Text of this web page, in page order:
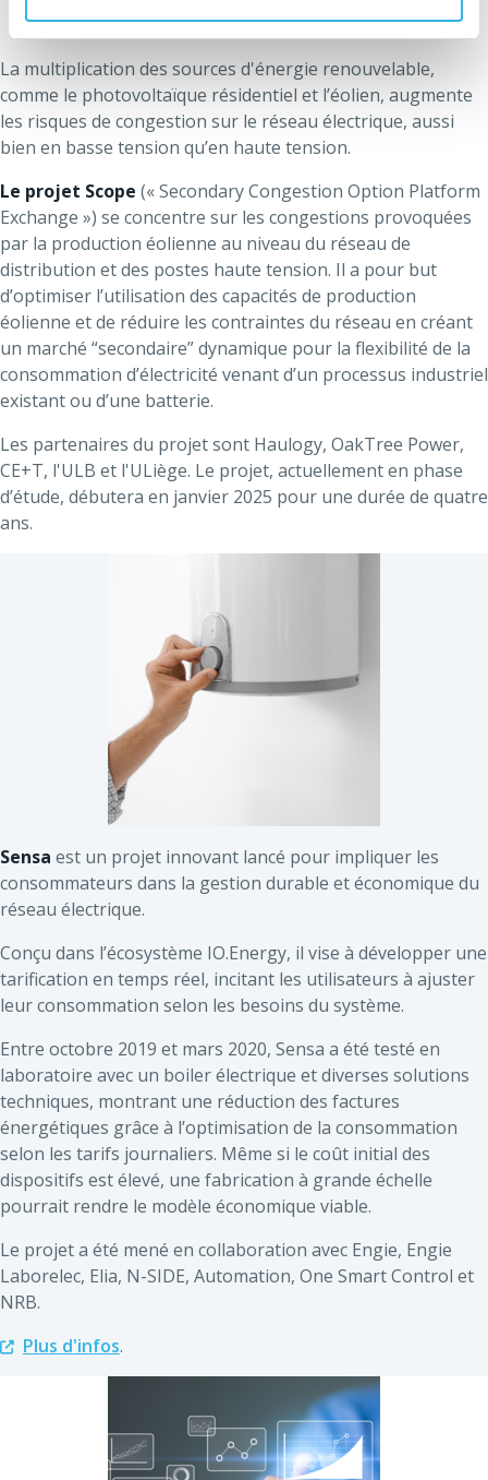
La multiplication des sources d'énergie renouvelable,
comme le photovoltaïque résidentiel et l’éolien, augmente
les risques de congestion sur le réseau électrique, aussi
bien en basse tension qu’en haute tension.
Le projet Scope (« Secondary Congestion Option Platform
Exchange ») se concentre sur les congestions provoquées
par la production éolienne au niveau du réseau de
distribution et des postes haute tension. Il a pour but
d’optimiser l’utilisation des capacités de production
éolienne et de réduire les contraintes du réseau en créant
un marché “secondaire” dynamique pour la flexibilité de la
consommation d’électricité venant d’un processus industriel
existant ou d’une batterie.
Les partenaires du projet sont Haulogy, OakTree Power,
CE+T, l'ULB et l'ULiège. Le projet, actuellement en phase
d’étude, débutera en janvier 2025 pour une durée de quatre
ans.
Sensa est un projet innovant lancé pour impliquer les
consommateurs dans la gestion durable et économique du
réseau électrique.
Conçu dans l’écosystème IO.Energy, il vise à développer une
tarification en temps réel, incitant les utilisateurs à ajuster
leur consommation selon les besoins du système.
Entre octobre 2019 et mars 2020, Sensa a été testé en
laboratoire avec un boiler électrique et diverses solutions
techniques, montrant une réduction des factures
énergétiques grâce à l’optimisation de la consommation
selon les tarifs journaliers. Même si le coût initial des
dispositifs est élevé, une fabrication à grande échelle
pourrait rendre le modèle économique viable.
Le projet a été mené en collaboration avec Engie, Engie
Laborelec, Elia, N-SIDE, Automation, One Smart Control et
NRB.
Plus d'infos.